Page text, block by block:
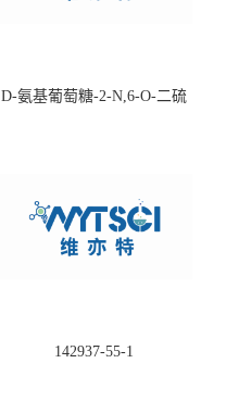
D-氨基葡萄糖-2-N,6-O-二硫
142937-55-1